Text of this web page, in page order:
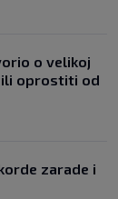
o velikoj
oprostiti od
zarade i